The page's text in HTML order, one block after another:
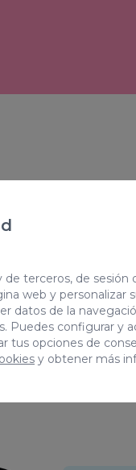
terceros, de sesión
web y personalizar
datos de la
Puedes configurar y
tus opciones de
y obtener más